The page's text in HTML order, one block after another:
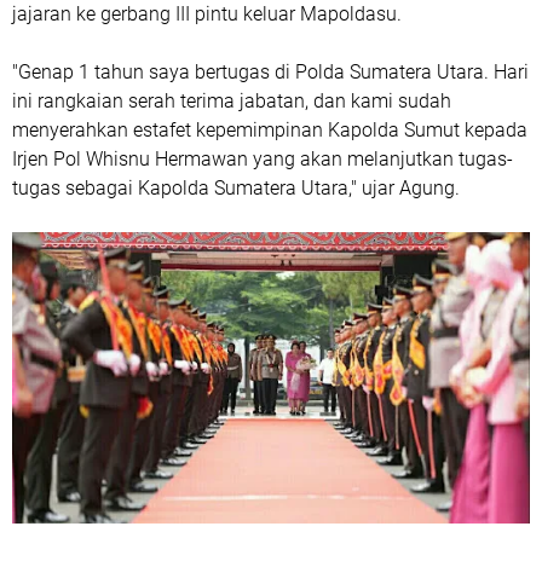
jajaran ke gerbang III pintu keluar Mapoldasu.
"Genap 1 tahun saya bertugas di Polda Sumatera Utara. Hari
ini rangkaian serah terima jabatan, dan kami sudah
menyerahkan estafet kepemimpinan Kapolda Sumut kepada
Irjen Pol Whisnu Hermawan yang akan melanjutkan tugas-
tugas sebagai Kapolda Sumatera Utara," ujar Agung.